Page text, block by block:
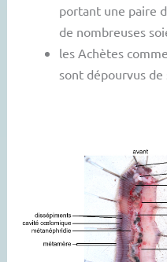
portant une paire
de nombreuses
les Achètes
sont dépourvus de